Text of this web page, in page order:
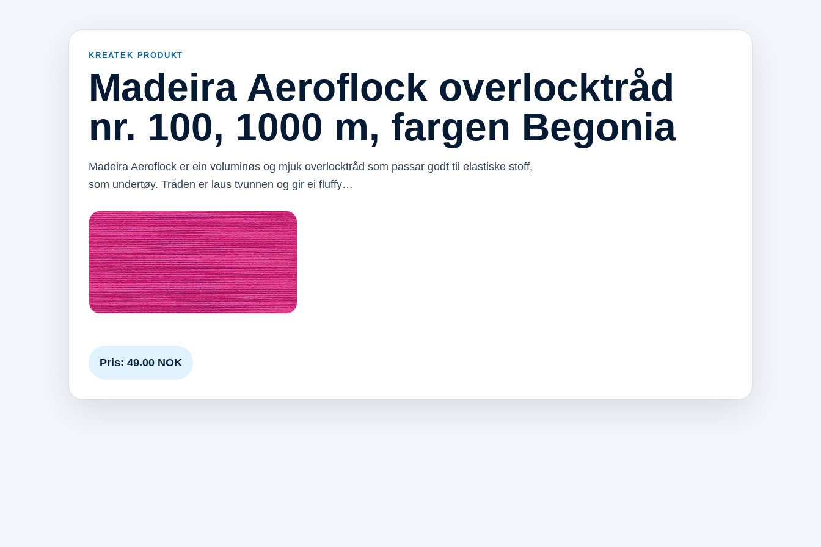
KREATEK PRODUKT
Madeira Aeroflock overlocktråd
nr. 100, 1000 m, fargen Begonia
Madeira Aeroflock er ein voluminøs og mjuk overlocktråd som passar godt til elastiske stoff,
som undertøy. Tråden er laus tvunnen og gir ei fluffy…
Pris: 49.00 NOK